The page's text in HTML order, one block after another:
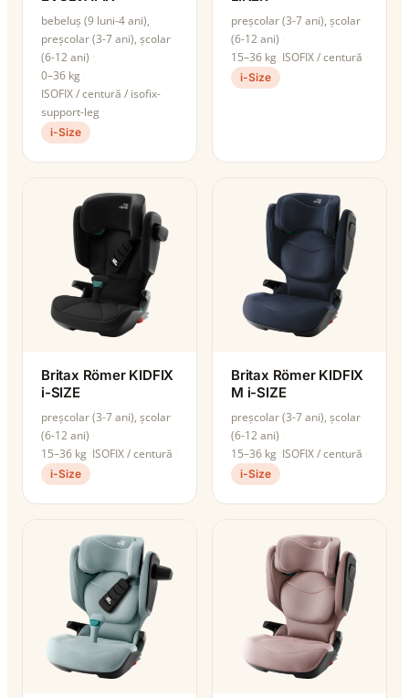
bebeluș (9 luni-4 ani),
preșcolar (3-7 ani), școlar
(6-12 ani)
0–36 kg
ISOFIX / centură / isofix-
support-leg
i-Size
preșcolar (3-7 ani), școlar
(6-12 ani)
15–36 kg ISOFIX / centură
i-Size
Britax Römer KIDFIX
i-SIZE
preșcolar (3-7 ani), școlar
(6-12 ani)
15–36 kg ISOFIX / centură
i-Size
Britax Römer KIDFIX
M i-SIZE
preșcolar (3-7 ani), școlar
(6-12 ani)
15–36 kg ISOFIX / centură
i-Size